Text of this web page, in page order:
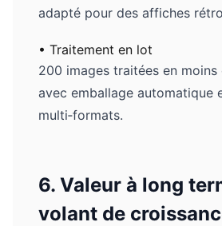
adapté pour des affiches
• Traitement en lot
200 images traitées en moins
avec emballage automatique
multi‑formats.
6. Valeur à long
volant de